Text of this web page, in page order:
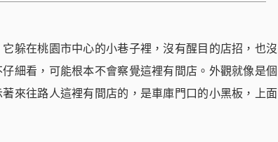
躲在桃園市中心的小巷子裡，沒有醒目的店招，也沒
細看，可能根本不會察覺這裡有間店。外觀就像是個
來往路人這裡有間店的，是車庫門口的小黑板，上面